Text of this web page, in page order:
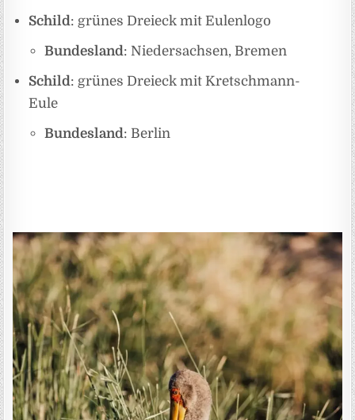
Schild: grünes Dreieck mit Eulenlogo
Bundesland: Niedersachsen, Bremen
Schild: grünes Dreieck mit Kretschmann-
Eule
Bundesland: Berlin